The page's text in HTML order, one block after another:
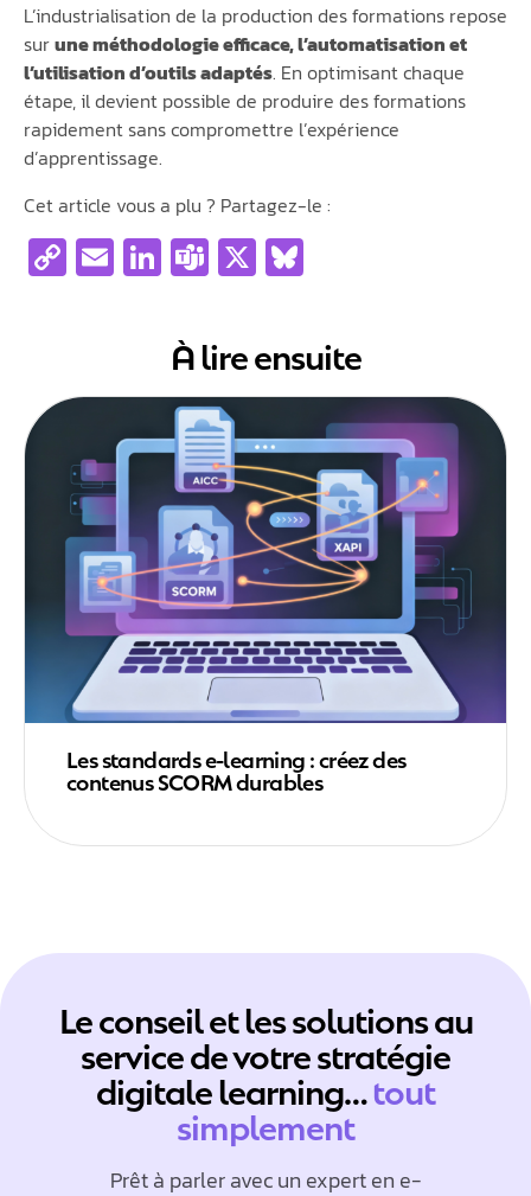
L’industrialisation de la production des formations repose
surune méthodologie efficace, l’automatisation et
l’utilisation d’outils adaptés. En optimisant chaque
étape, il devient possible de produire des formations
rapidement sans compromettre l’expérience
d’apprentissage.
Cet article vous a plu ? Partagez-le :
Copy
Link
EmailLinkedIn
Teams
X
À lire ensuite
Les standards e-learning : créez des
contenus SCORM durables
Le conseil et les solutions au
service de votre stratégie
digitale learning…tout
simplement
Prêt à parler avec un expert en e-